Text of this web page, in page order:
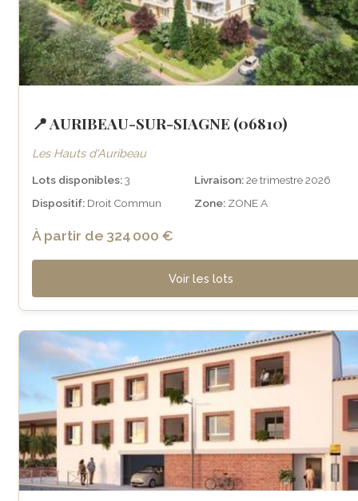
📍 AURIBEAU-SUR-SIAGNE (06810)
Les Hauts d'Auribeau
Lots disponibles:3 Livraison:2e trimestre 2026
Dispositif: Droit Commun Zone: ZONE A
À partir de 324 000 €
Voir les lots